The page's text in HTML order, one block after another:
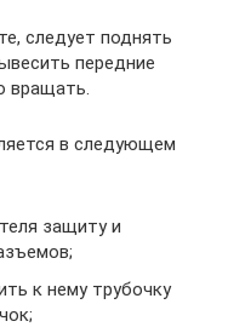
следует поднять
передние
вращать.
в следующем
защиту и
к нему трубочку